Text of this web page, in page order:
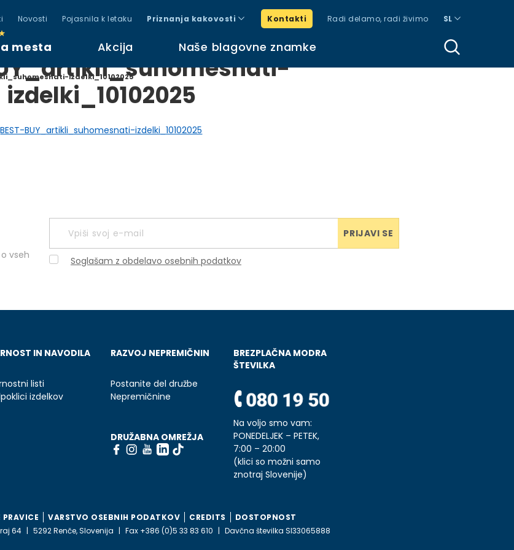
Novosti Pojasnila k letaku Priznanja kakovosti Kontakti Radi delamo, radi živimo SL
mesta Akcija Naše blagovne znamke
izdelki_10102025
izdelki_10102025
BEST-BUY_artikli_suhomesnati-izdelki_10102025
vseh
PRIJAVI SE
Soglašam z obdelavo osebnih podatkov
IN NAVODILA
listi
izdelkov
RAZVOJ NEPREMIČNIN
Postanite del družbe
Nepremičnine
DRUŽABNA OMREŽJA
BREZPLAČNA MODRA
ŠTEVILKA
Na voljo smo vam:
PONEDELJEK – PETEK,
7:00 – 20:00
(klici so možni samo
znotraj Slovenije)
VARSTVO OSEBNIH PODATKOV CREDITS
DOSTOPNOST
64 5292 Renče, Slovenija Fax +386 (0)5 33 83 610 Davčna številka SI33065888